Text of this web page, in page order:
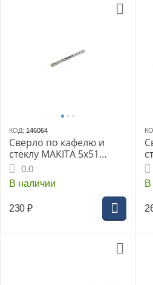
КОД: 146064
Сверло по кафелю и
стеклу MAKITA 5x51
GEN2 (D-78427)
0.0
В наличии
230 ₽
В